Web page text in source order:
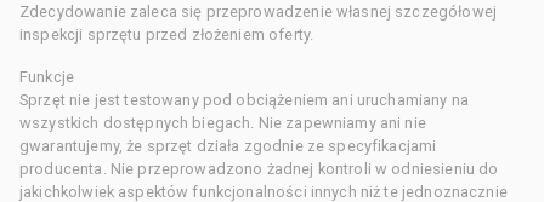
Zdecydowanie zaleca się przeprowadzenie własnej szczegółowej
inspekcji sprzętu przed złożeniem oferty.
Funkcje
Sprzęt nie jest testowany pod obciążeniem ani uruchamiany na
wszystkich dostępnych biegach. Nie zapewniamy ani nie
gwarantujemy, że sprzęt działa zgodnie ze specyfikacjami
producenta. Nie przeprowadzono żadnej kontroli w odniesieniu do
jakichkolwiek aspektów funkcjonalności innych niż te jednoznacznie